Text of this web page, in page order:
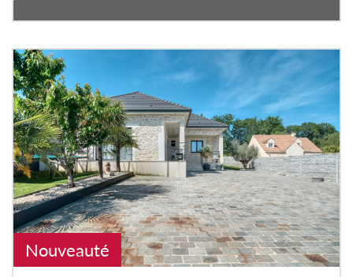
Nouveauté